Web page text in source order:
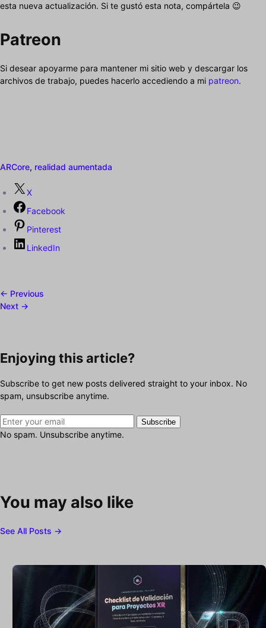
esta nueva actualización. Si te gustó esta nota, compártela 😉
Patreon
Si desear apoyarme para mantener mi sitio web y descargar los
archivos de trabajo, puedes hacerlo accediendo a mi patreon.
ARCore, realidad aumentada
X
Facebook
Pinterest
LinkedIn
← Previous
Next →
Enjoying this article?
Subscribe to get new posts delivered straight to your inbox. No
spam, unsubscribe anytime.
Subscribe
No spam. Unsubscribe anytime.
You may also like
See All Posts →